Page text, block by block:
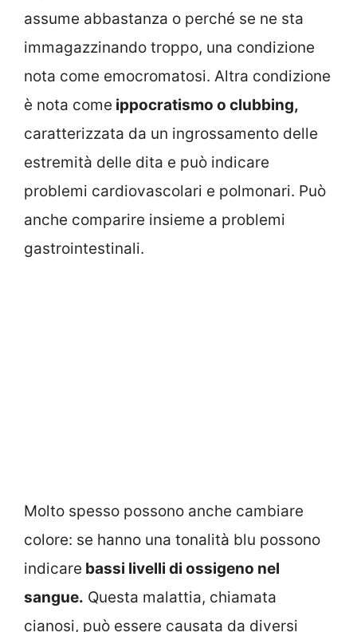
assume abbastanza o perché se ne sta
immagazzinando troppo, una condizione
nota come emocromatosi. Altra condizione
è nota come ippocratismo o clubbing,
caratterizzata da un ingrossamento delle
estremità delle dita e può indicare
problemi cardiovascolari e polmonari. Può
anche comparire insieme a problemi
gastrointestinali.
Molto spesso possono anche cambiare
colore: se hanno una tonalità blu possono
indicare bassi livelli di ossigeno nel
sangue. Questa malattia, chiamata
cianosi, può essere causata da diversi